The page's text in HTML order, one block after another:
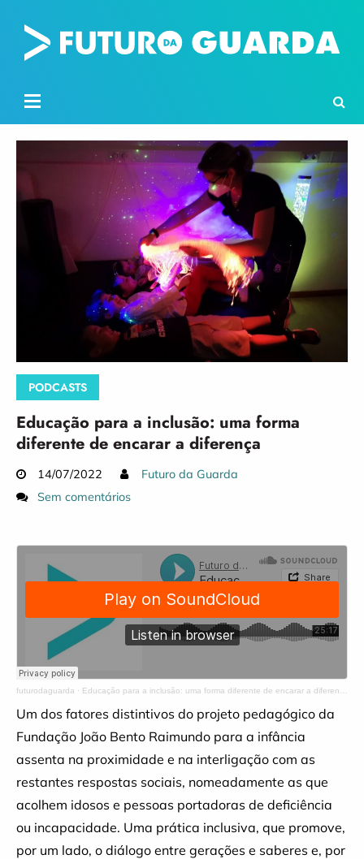
PODCASTS
Educação para a inclusão: uma forma
diferente de encarar a diferença
14/07/2022
Futuro da Guarda
Sem comentários
futurodaguarda · Educação para a inclusão: uma forma diferente de encarar a diferença
Um dos fatores distintivos do projeto pedagógico da
Fundação João Bento Raimundo para a infância
assenta na proximidade e na interligação com as
restantes respostas sociais, nomeadamente as que
acolhem idosos e pessoas portadoras de deficiência
ou incapacidade. Uma prática inclusiva, que promove,
por um lado, o diálogo entre gerações e saberes e, por